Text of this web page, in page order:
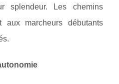
splendeur. Les chemins
aux marcheurs débutants